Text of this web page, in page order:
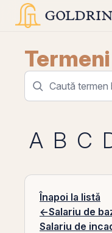
A B C
Înapoi la listă
←Salariu de
Salariu de